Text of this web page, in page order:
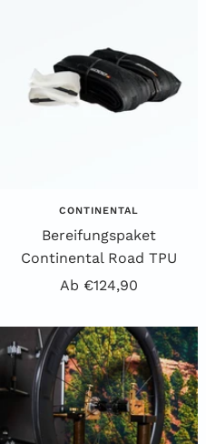
CONTINENTAL
Bereifungspaket
Continental Road TPU
Angebotspreis
Ab €124,90